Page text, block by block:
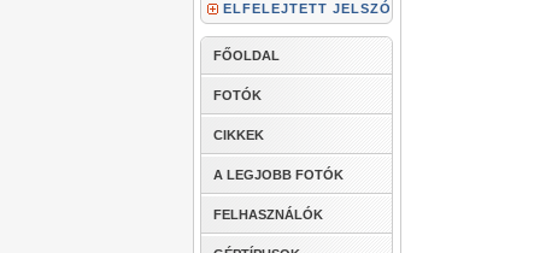
ELFELEJTETT JELSZÓ
FŐOLDAL
FOTÓK
CIKKEK
A LEGJOBB FOTÓK
FELHASZNÁLÓK